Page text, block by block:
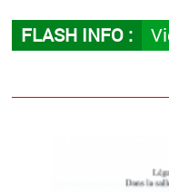
FLASH INFO :